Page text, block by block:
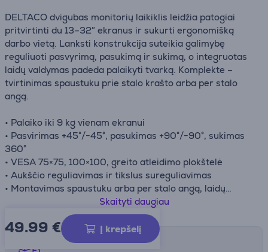
DELTACO dvigubas monitorių laikiklis leidžia patogiai
pritvirtinti du 13–32″ ekranus ir sukurti ergonomišką
darbo vietą. Lanksti konstrukcija suteikia galimybę
reguliuoti pasvyrimą, pasukimą ir sukimą, o integruotas
laidų valdymas padeda palaikyti tvarką. Komplekte –
tvirtinimas spaustuku prie stalo krašto arba per stalo
angą.
• Palaiko iki 9 kg vienam ekranui
• Pasvirimas +45°/−45°, pasukimas +90°/−90°, sukimas
360°
• VESA 75×75, 100×100, greito atleidimo plokštelė
• Aukščio reguliavimas ir tikslus sureguliavimas
• Montavimas spaustuku arba per stalo angą, laidų
Skaityti daugiau
49.99 € Į krepšelį
Pristatymo būdai